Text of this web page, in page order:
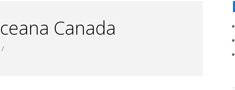
Canada